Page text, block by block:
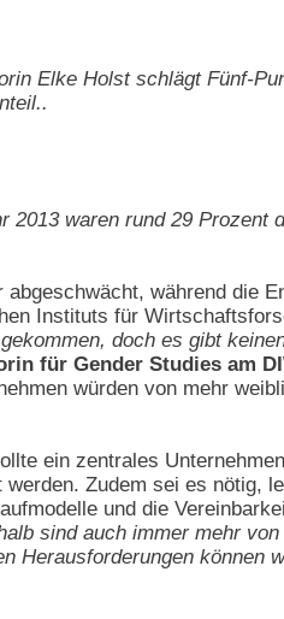
Elke Holst schlägt Fünf-
waren rund 29 Prozent
während die
Instituts für
doch es gibt
für Gender Studies am
würden von mehr
ein zentrales
Zudem sei es nötig,
und die
sind auch immer mehr
Herausforderungen können